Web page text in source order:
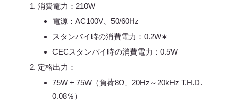
消費電力：210W
電源：AC100V、50/60Hz
スタンバイ時の消費電力：0.2W∗
CECスタンバイ時の消費電力：0.5W
定格出力：
75W + 75W（負荷8Ω、20Hz～20kHz T.H.D.
0.08％）